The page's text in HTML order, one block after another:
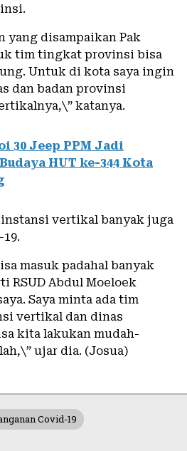
yang disampaikan Pak
tim tingkat provinsi bisa
Untuk di kota saya ingin
dan badan provinsi
katanya.
30 Jeep PPM Jadi
HUT ke-344 Kota
vertikal banyak juga
masuk padahal banyak
RSUD Abdul Moeloek
Saya minta ada tim
vertikal dan dinas
kita lakukan mudah-
ujar dia. (Josua)
Covid-19